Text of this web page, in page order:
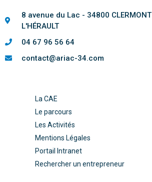
8 avenue du Lac - 34800 CLERMONT
L'HÉRAULT
04 67 96 56 64
contact@ariac-34.com
La CAE
Le parcours
Les Activités
Mentions Légales
Portail Intranet
Rechercher un entrepreneur